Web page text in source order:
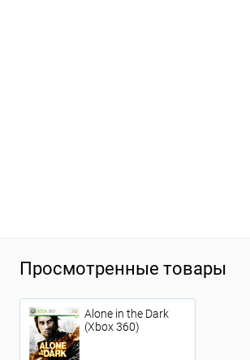
Просмотренные товары
Alone in the Dark
(Xbox 360)